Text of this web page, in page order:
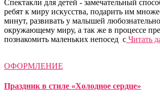
Спектакли для детей - замечательный
ребят к миру искусства, подарить им
минут, развивать у малышей
окружающему миру, а так же в процессе
познакомить маленьких непосед с Читать
ОФОРМЛЕНИЕ
Праздник в стиле «Холодное сердце»